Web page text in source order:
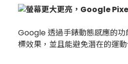
Google 透過手錶動態感應的功
標效果，並且能避免潛在的運動